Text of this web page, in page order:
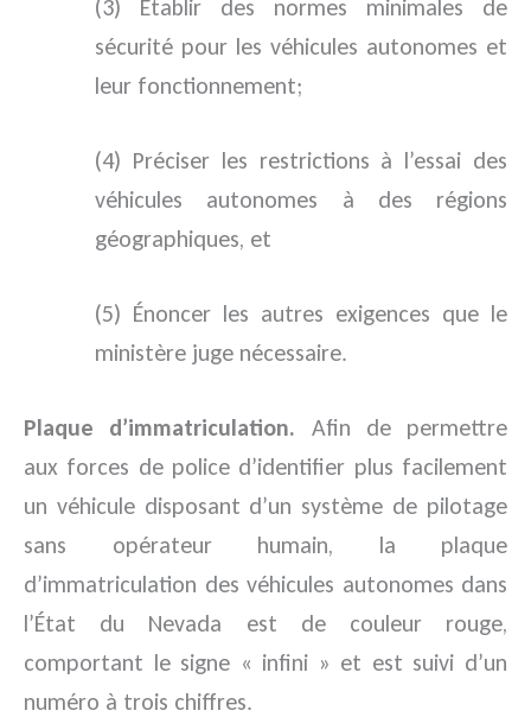
(3) Établir des normes minimales de
sécurité pour les véhicules autonomes et
leur fonctionnement;
(4) Préciser les restrictions à l’essai des
véhicules autonomes à des régions
géographiques, et
(5) Énoncer les autres exigences que le
ministère juge nécessaire.
Plaque d’immatriculation. Afin de permettre
aux forces de police d’identifier plus facilement
un véhicule disposant d’un système de pilotage
sans opérateur humain, la plaque
d’immatriculation des véhicules autonomes dans
l’État du Nevada est de couleur rouge,
comportant le signe « infini » et est suivi d’un
numéro à trois chiffres.